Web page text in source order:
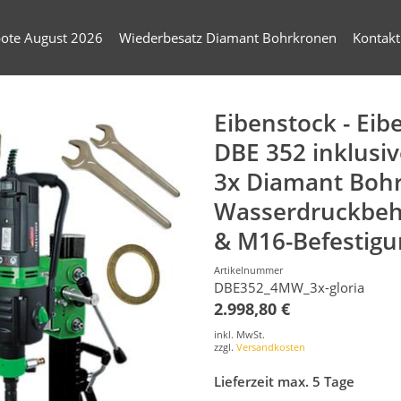
August 2026 Wiederbesatz Diamant Bohrkronen Kontakt
Eibenstock -
DBE 352
3x Diamant
& M16-
Artikelnummer
DBE352_4MW_3x-gloria
2.998,80 €
inkl. MwSt.
zzgl. Versandkosten
Lieferzeit max. 5 Tage